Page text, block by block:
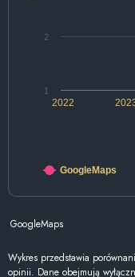
2022
1
2
GoogleMaps
GoogleMaps
Wykres przedstawia
opinii. Dane obejmują